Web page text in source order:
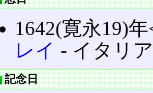
1642(寛永19)
レイ ‐ イタリ
記念日